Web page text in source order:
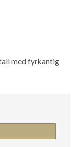
med fyrkantig